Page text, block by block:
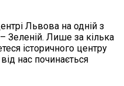
Львова на одній з
Зеленій. Лише за кілька
історичного центру
нас починається